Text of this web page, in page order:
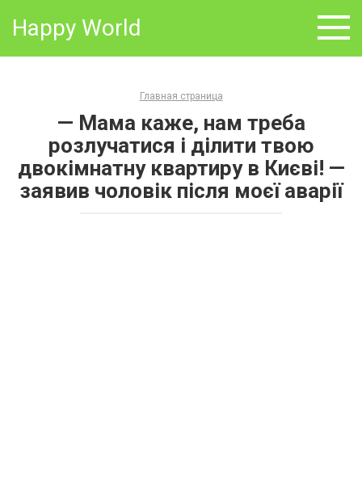
Happy World
Главная страница
— Мама каже, нам треба
розлучатися і ділити твою
двокімнатну квартиру в Києві! —
заявив чоловік після моєї аварії